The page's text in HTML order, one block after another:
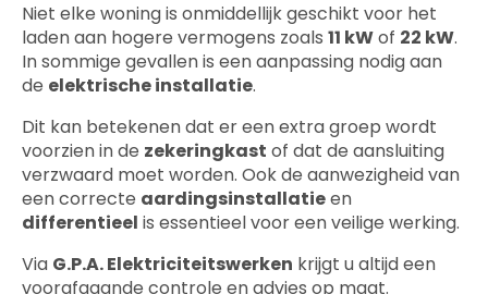
Niet elke woning is onmiddellijk geschikt voor het
laden aan hogere vermogens zoals 11 kWof 22 kW.
In sommige gevallen is een aanpassing nodig aan
de elektrische installatie.
Dit kan betekenen dat er een extra groep wordt
voorzien in de zekeringkast of dat de aansluiting
verzwaard moet worden. Ook de aanwezigheid van
een correcte aardingsinstallatieen
differentieel is essentieel voor een veilige werking.
Via G.P.A. Elektriciteitswerken krijgt u altijd een
voorafgaande controle en advies op maat.